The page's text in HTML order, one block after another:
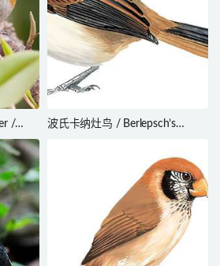
/
波氏卡纳灶鸟 / Berlepsch’s